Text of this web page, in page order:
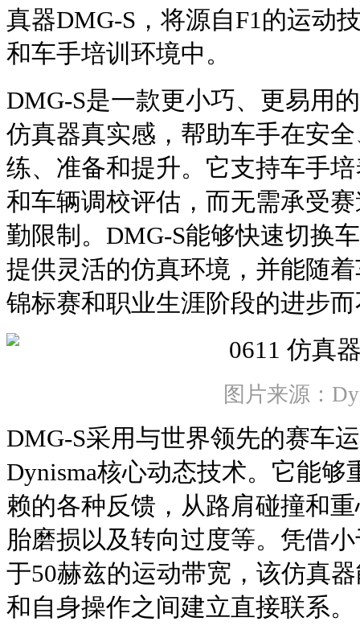
真器DMG-S，将源自F1的运动
和车手培训环境中。
DMG-S是一款更小巧、更易用
仿真器真实感，帮助车手在安
练、准备和提升。它支持车手
和车辆调校评估，而无需承受
勤限制。DMG-S能够快速切换
提供灵活的仿真环境，并能随
锦标赛和职业生涯阶段的进步
图片来源：
DMG-S采用与世界领先的赛车
Dynisma核心动态技术。它能
赖的各种反馈，从路肩碰撞和
胎磨损以及转向过度等。凭借
于50赫兹的运动带宽，该仿真
和自身操作之间建立直接联系。